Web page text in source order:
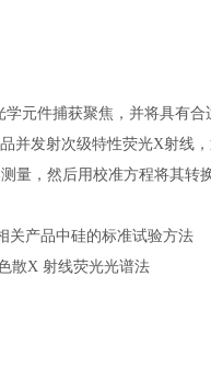
元件捕获聚焦，并将具有
并发射次级特性荧光X射线
量，然后用校准方程将其转
关产品中硅的标准试验方法
散X 射线荧光光谱法